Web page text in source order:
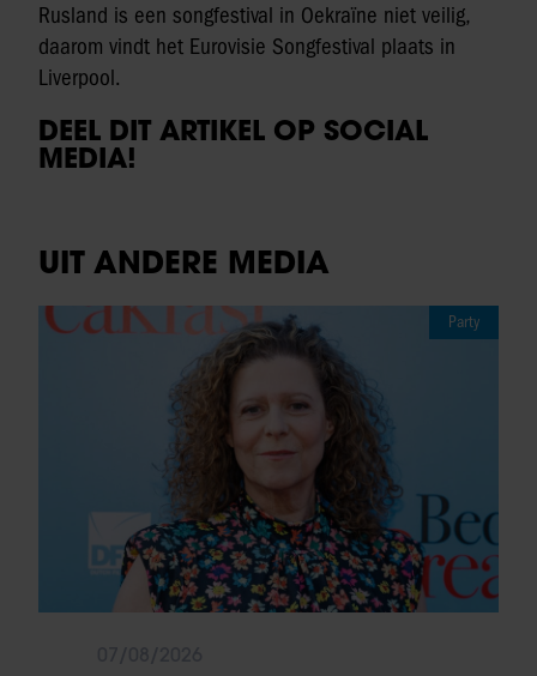
Rusland is een songfestival in Oekraïne niet veilig,
daarom vindt het Eurovisie Songfestival plaats in
Liverpool.
DEEL DIT ARTIKEL OP SOCIAL
MEDIA!
UIT ANDERE MEDIA
Party